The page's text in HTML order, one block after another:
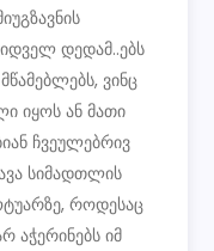
დედამ..ებს
ვინც
იყოს ან მათი
ჩვეულებრივ
სიმადთლის
როდესაც
აჭერინებს იმ